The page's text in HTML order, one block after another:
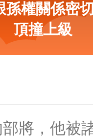
孫權關係密
頂撞上級
將，他被